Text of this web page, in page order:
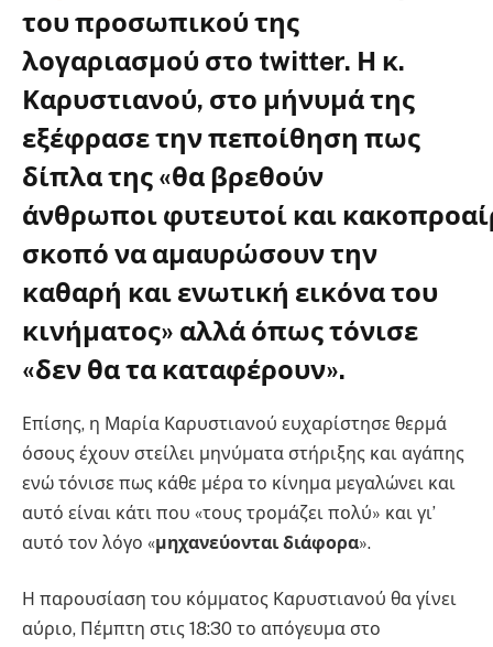
του προσωπικού της
λογαριασμού στο twitter. Η κ.
Καρυστιανού, στο μήνυμά της
εξέφρασε την πεποίθηση πως
δίπλα της «θα βρεθούν
άνθρωποι φυτευτοί και
σκοπό να αμαυρώσουν την
καθαρή και ενωτική εικόνα του
κινήματος» αλλά όπως τόνισε
«δεν θα τα καταφέρουν».
Επίσης, η Μαρία Καρυστιανού ευχαρίστησε θερμά
όσους έχουν στείλει μηνύματα στήριξης και αγάπης
ενώ τόνισε πως κάθε μέρα το κίνημα μεγαλώνει και
αυτό είναι κάτι που «τους τρομάζει πολύ» και γι’
αυτό τον λόγο «μηχανεύονται διάφορα».
Η παρουσίαση του κόμματος Καρυστιανού θα γίνει
αύριο, Πέμπτη στις 18:30 το απόγευμα στο